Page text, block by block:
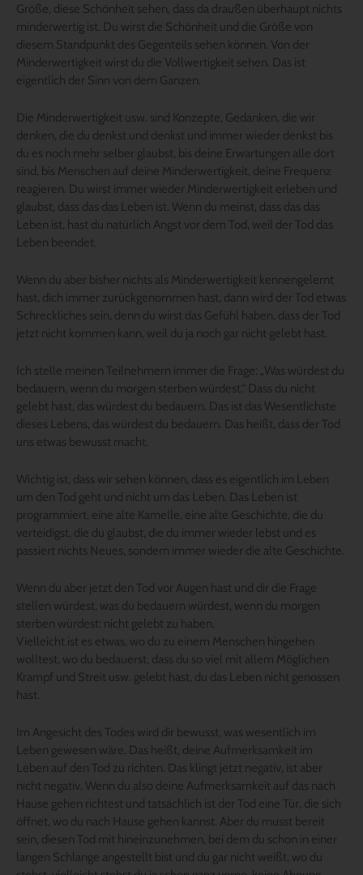
Größe, diese Schönheit sehen, dass da draußen überhaupt nichts
minderwertig ist. Du wirst die Schönheit und die Größe von
diesem Standpunkt des Gegenteils sehen können. Von der
Minderwertigkeit wirst du die Vollwertigkeit sehen. Das ist
eigentlich der Sinn von dem Ganzen.
Die Minderwertigkeit usw. sind Konzepte, Gedanken, die wir
denken, die du denkst und denkst und immer wieder denkst bis
du es noch mehr selber glaubst, bis deine Erwartungen alle dort
sind, bis Menschen auf deine Minderwertigkeit, deine Frequenz
reagieren. Du wirst immer wieder Minderwertigkeit erleben und
glaubst, dass das das Leben ist. Wenn du meinst, dass das das
Leben ist, hast du natürlich Angst vor dem Tod, weil der Tod das
Leben beendet.
Wenn du aber bisher nichts als Minderwertigkeit kennengelernt
hast, dich immer zurückgenommen hast, dann wird der Tod etwas
Schreckliches sein, denn du wirst das Gefühl haben, dass der Tod
jetzt nicht kommen kann, weil du ja noch gar nicht gelebt hast.
Ich stelle meinen Teilnehmern immer die Frage: „Was würdest du
bedauern, wenn du morgen sterben würdest.“ Dass du nicht
gelebt hast, das würdest du bedauern. Das ist das Wesentlichste
dieses Lebens, das würdest du bedauern. Das heißt, dass der Tod
uns etwas bewusst macht.
Wichtig ist, dass wir sehen können, dass es eigentlich im Leben
um den Tod geht und nicht um das Leben. Das Leben ist
programmiert, eine alte Kamelle, eine alte Geschichte, die du
verteidigst, die du glaubst, die du immer wieder lebst und es
passiert nichts Neues, sondern immer wieder die alte Geschichte.
Wenn du aber jetzt den Tod vor Augen hast und dir die Frage
stellen würdest, was du bedauern würdest, wenn du morgen
sterben würdest: nicht gelebt zu haben.
Vielleicht ist es etwas, wo du zu einem Menschen hingehen
wolltest, wo du bedauerst, dass du so viel mit allem Möglichen
Krampf und Streit usw. gelebt hast, du das Leben nicht genossen
hast.
Im Angesicht des Todes wird dir bewusst, was wesentlich im
Leben gewesen wäre. Das heißt, deine Aufmerksamkeit im
Leben auf den Tod zu richten. Das klingt jetzt negativ, ist aber
nicht negativ. Wenn du also deine Aufmerksamkeit auf das nach
Hause gehen richtest und tatsächlich ist der Tod eine Tür, die sich
öffnet, wo du nach Hause gehen kannst. Aber du musst bereit
sein, diesen Tod mit hineinzunehmen, bei dem du schon in einer
langen Schlange angestellt bist und du gar nicht weißt, wo du